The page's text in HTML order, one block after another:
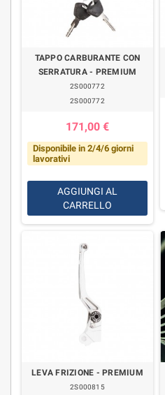
TAPPO CARBURANTE CON
SERRATURA - PREMIUM
2S000772
2S000772
171,00 €
Disponibile in 2/4/6 giorni
lavorativi
AGGIUNGI AL
CARRELLO
LEVA FRIZIONE - PREMIUM
2S000815